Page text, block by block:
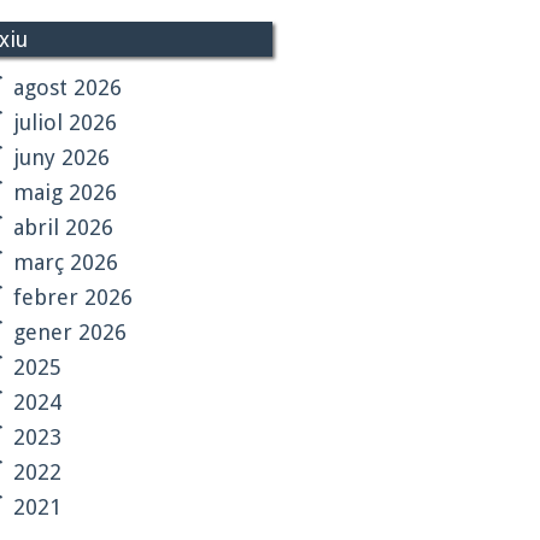
agost 2026
juliol 2026
juny 2026
maig 2026
abril 2026
març 2026
febrer 2026
gener 2026
2025
2024
2023
2022
2021